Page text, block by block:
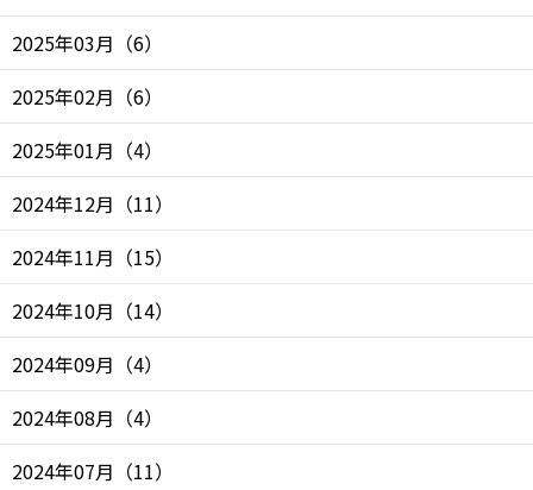
2025年03月 （6）
2025年02月 （6）
2025年01月 （4）
2024年12月 （11）
2024年11月 （15）
2024年10月 （14）
2024年09月 （4）
2024年08月 （4）
2024年07月 （11）